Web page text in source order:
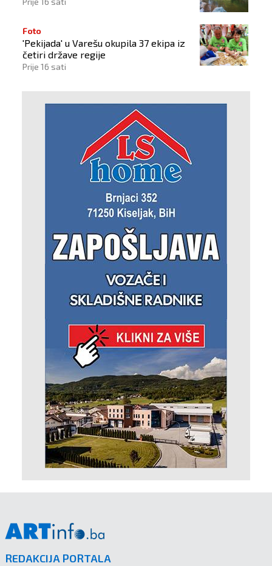
Foto
'Pekijada' u Varešu okupila 37 ekipa iz
četiri države regije
Prije 16 sati
REDAKCIJA PORTALA